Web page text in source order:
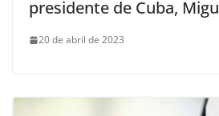
presidente de Cuba,
20 de abril de 2023